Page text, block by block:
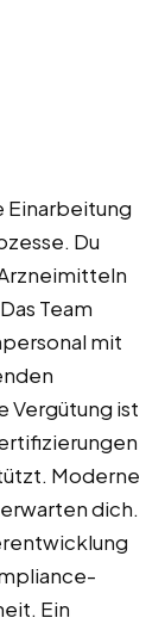
Einarbeitung
Du
Team
mit
Vergütung ist
Moderne
dich.
Ein